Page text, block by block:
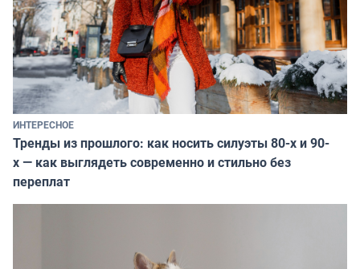
ИНТЕРЕСНОЕ
Тренды из прошлого: как носить силуэты 80-х и 90-
х — как выглядеть современно и стильно без
переплат